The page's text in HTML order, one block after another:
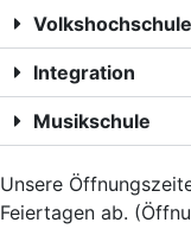
Volkshochschule
Integration
Musikschule
Unsere
Feiertagen ab.